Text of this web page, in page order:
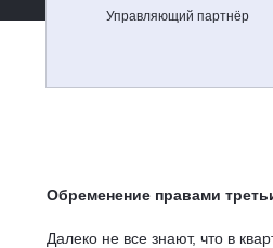
Управляющий партнёр
Обременение правами
Далеко не все знают, что в